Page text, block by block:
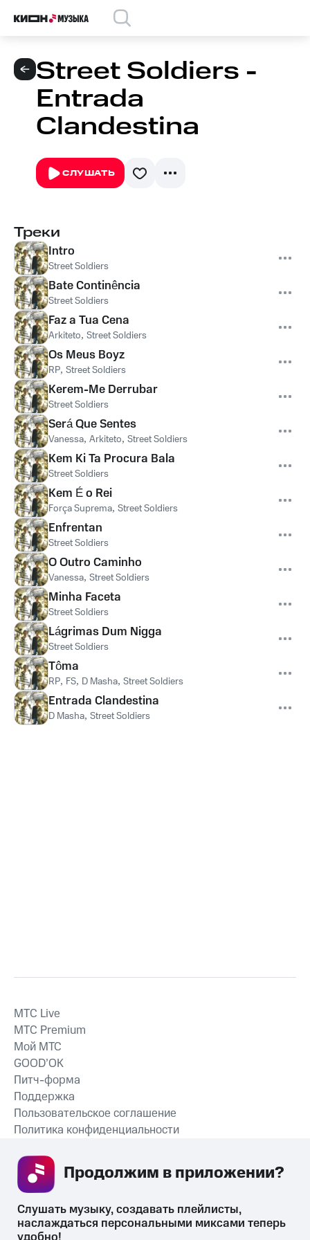
Street Soldiers -
Entrada
Clandestina
СЛУШАТЬ
Треки
Intro
Street Soldiers
Bate Continência
Street Soldiers
Faz a Tua Cena
Arkiteto, Street Soldiers
Os Meus Boyz
RP, Street Soldiers
Kerem-Me Derrubar
Street Soldiers
Será Que Sentes
Vanessa, Arkiteto, Street Soldiers
Kem Ki Ta Procura Bala
Street Soldiers
Kem É o Rei
Força Suprema, Street Soldiers
Enfrentan
Street Soldiers
O Outro Caminho
Vanessa, Street Soldiers
Minha Faceta
Street Soldiers
Lágrimas Dum Nigga
Street Soldiers
Tôma
RP, FS, D Masha, Street Soldiers
Entrada Clandestina
D Masha, Street Soldiers
СКАЧАТЬ ПРИЛОЖЕНИЕ
MTС Live
MTС Premium
Мой МТС
GOOD’OK
Питч-форма
Поддержка
Пользовательское соглашение
Политика конфиденциальности
Слушать музыку, создавать плейлисты,
наслаждаться персональными миксами теперь